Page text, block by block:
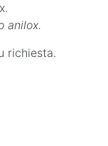
anilox.
richiesta.